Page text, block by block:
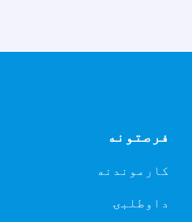
فرصتونه
کارموندنه
داوطلبۍ